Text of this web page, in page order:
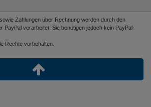
Zahlungen über Rechnung werden durch den
PayPal verarbeitet, Sie benötigen jedoch kein PayPal-
Rechte vorbehalten.